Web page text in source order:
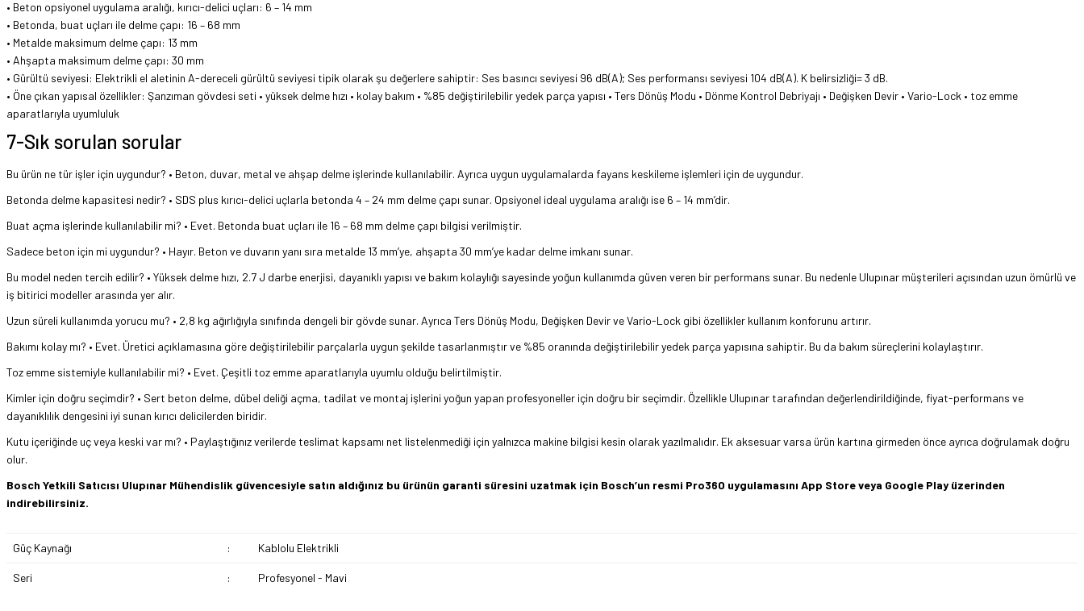
• Beton opsiyonel uygulama aralığı, kırıcı-delici uçları: 6 – 14 mm
• Betonda, buat uçları ile delme çapı: 16 – 68 mm
• Metalde maksimum delme çapı: 13 mm
• Ahşapta maksimum delme çapı: 30 mm
• Gürültü seviyesi: Elektrikli el aletinin A-dereceli gürültü seviyesi tipik olarak şu değerlere sahiptir: Ses basıncı seviyesi 96 dB(A); Ses performansı seviyesi 104 dB(A). K belirsizliği= 3 dB.
• Öne çıkan yapısal özellikler: Şanzıman gövdesi seti • yüksek delme hızı • kolay bakım • %85 değiştirilebilir yedek parça yapısı • Ters Dönüş Modu • Dönme Kontrol Debriyajı • Değişken Devir • Vario-Lock • toz emme
aparatlarıyla uyumluluk
7-Sık sorulan sorular
Bu ürün ne tür işler için uygundur? • Beton, duvar, metal ve ahşap delme işlerinde kullanılabilir. Ayrıca uygun uygulamalarda fayans keskileme işlemleri için de uygundur.
Betonda delme kapasitesi nedir? • SDS plus kırıcı-delici uçlarla betonda 4 – 24 mm delme çapı sunar. Opsiyonel ideal uygulama aralığı ise 6 – 14 mm’dir.
Buat açma işlerinde kullanılabilir mi? • Evet. Betonda buat uçları ile 16 – 68 mm delme çapı bilgisi verilmiştir.
Sadece beton için mi uygundur? • Hayır. Beton ve duvarın yanı sıra metalde 13 mm’ye, ahşapta 30 mm’ye kadar delme imkanı sunar.
Bu model neden tercih edilir? • Yüksek delme hızı, 2.7 J darbe enerjisi, dayanıklı yapısı ve bakım kolaylığı sayesinde yoğun kullanımda güven veren bir performans sunar. Bu nedenle Ulupınar müşterileri açısından uzun ömürlü ve
iş bitirici modeller arasında yer alır.
Uzun süreli kullanımda yorucu mu? • 2,8 kg ağırlığıyla sınıfında dengeli bir gövde sunar. Ayrıca Ters Dönüş Modu, Değişken Devir ve Vario-Lock gibi özellikler kullanım konforunu artırır.
Bakımı kolay mı? • Evet. Üretici açıklamasına göre değiştirilebilir parçalarla uygun şekilde tasarlanmıştır ve %85 oranında değiştirilebilir yedek parça yapısına sahiptir. Bu da bakım süreçlerini kolaylaştırır.
Toz emme sistemiyle kullanılabilir mi? • Evet. Çeşitli toz emme aparatlarıyla uyumlu olduğu belirtilmiştir.
Kimler için doğru seçimdir? • Sert beton delme, dübel deliği açma, tadilat ve montaj işlerini yoğun yapan profesyoneller için doğru bir seçimdir. Özellikle Ulupınar tarafından değerlendirildiğinde, fiyat-performans ve
dayanıklılık dengesini iyi sunan kırıcı delicilerden biridir.
Kutu içeriğinde uç veya keski var mı? • Paylaştığınız verilerde teslimat kapsamı net listelenmediği için yalnızca makine bilgisi kesin olarak yazılmalıdır. Ek aksesuar varsa ürün kartına girmeden önce ayrıca doğrulamak doğru
olur.
Bosch Yetkili Satıcısı Ulupınar Mühendislik güvencesiyle satın aldığınız bu ürünün garanti süresini uzatmak için Bosch’un resmi Pro360 uygulamasını App Store veya Google Play üzerinden
indirebilirsiniz.
Güç Kaynağı : Kablolu Elektrikli
Seri : Profesyonel - Mavi